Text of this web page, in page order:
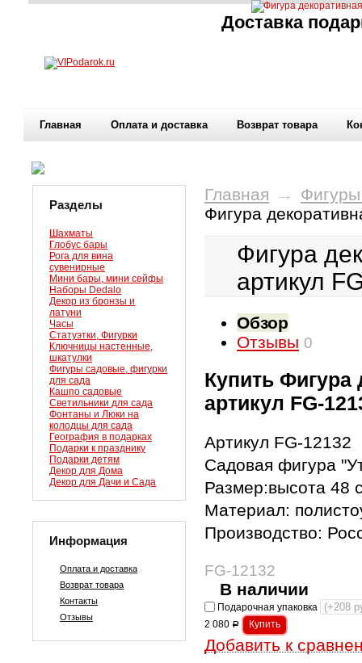
Доставка
Главная Оплата и доставка Возврат товара
Разделы
Шахматы
Глобус бары
Рога для вина
сувенирные
Мини бары, мини сейфы
Наборы Dedalo
Декор из бронзы и
латуни
Часы
Статуэтки, Фигурки
Ключницы настенные,
шкатулки
Фигуры садовые, фигурки
для сада
Кашпо садовые
Светильники для сада
Фонтаны и Люки на
колодцы для сада
География в подарках
Подарки к празднику
Подарки детям
Декор для Дома
Декор для Дачи и Сада
Информация
Оплата и доставка
Возврат товара
Контакты
Отзывы
Главная →
Фигура
Фигура
артикул
Обзор
Отзывы 0
Купить Фигура
артикул FG-
Артикул FG-12132
Садовая фигура
Размер:высота 48
Материал:
Производство:
FG-12132
В наличии
Подарочная упаковка
2 080 Р
Добавить к